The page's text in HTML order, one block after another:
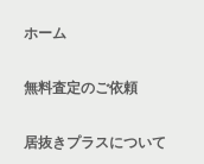
千葉県のお弁当・惣菜
千葉県のカラオケ・
柏市のその他の居抜き
千葉県の現賃料10万
ホーム
無料査定のご依頼
居抜きプラスについて